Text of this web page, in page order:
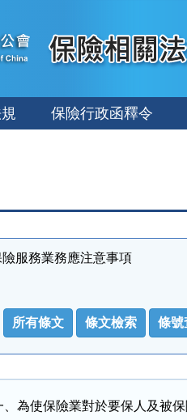
保險行政函釋令
服務業務應注意事項
所有條文 條文檢索 條號
、為使保險業對於要保人及被